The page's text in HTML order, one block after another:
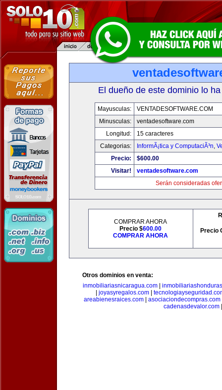
El dueño de este dominio lo
Mayusculas:
VENTADESOFTWARE.COM
Minusculas:
ventadesoftware.com
Longitud:
15 caracteres
Categorias:
InformÃ¡tica y ComputaciÃ³n,
Precio:
$600.00
Visitar!
ventadesoftware.com
Serán consideradas
COMPRAR AHORA
Precio $600.00
COMPRAR AHORA
Precio
Otros dominios en venta:
inmobiliariasnicaragua.com|
joyasyregalos.com
areabienesraices.com| asociaciondecompras.com
cadenasdevalor.com|